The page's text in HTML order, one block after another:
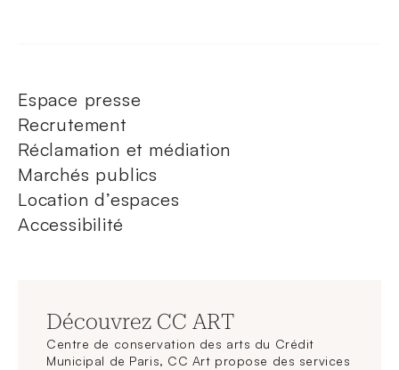
Espace presse
Recrutement
Réclamation et médiation
Marchés publics
Location d’espaces
Accessibilité
Découvrez CC ART
Centre de conservation des arts du Crédit
Municipal de Paris, CC Art propose des services